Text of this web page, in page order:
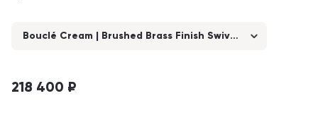
Bouclé Cream | Brushed Brass Finish Swivel Base
218 400 ₽